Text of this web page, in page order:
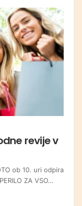
revije v
ob 10. uri odpira
ZA VSO…